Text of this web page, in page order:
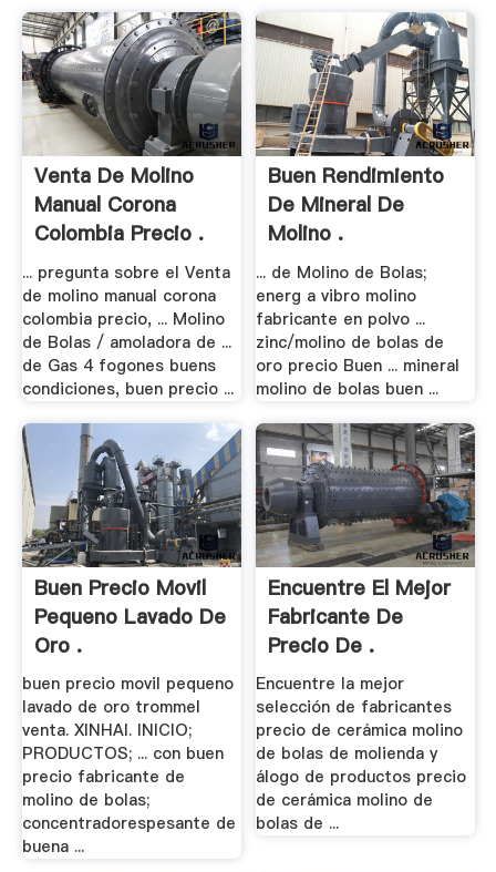
Venta De Molino
Manual Corona
Colombia Precio .
... pregunta sobre el Venta
de molino manual corona
colombia precio, ... Molino
de Bolas / amoladora de ...
de Gas 4 fogones buens
condiciones, buen precio ...
Buen Rendimiento
De Mineral De
Molino .
... de Molino de Bolas;
energ a vibro molino
fabricante en polvo ...
zinc/molino de bolas de
oro precio Buen ... mineral
molino de bolas buen ...
Buen Precio Movil
Pequeno Lavado De
Oro .
buen precio movil pequeno
lavado de oro trommel
venta. XINHAI. INICIO;
PRODUCTOS; ... con buen
precio fabricante de
molino de bolas;
concentradorespesante de
buena ...
Encuentre El Mejor
Fabricante De
Precio De .
Encuentre la mejor
selección de fabricantes
precio de cerámica molino
de bolas de molienda y
álogo de productos precio
de cerámica molino de
bolas de ...